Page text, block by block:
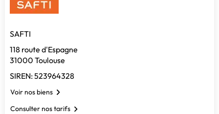
SAFTI
118 route d'Espagne
31000 Toulouse
SIREN: 523964328
Voir nos biens
Consulter nos tarifs